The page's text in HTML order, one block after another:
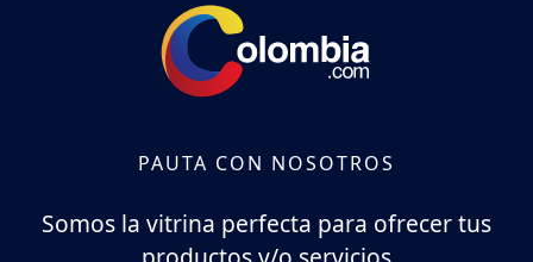
PAUTA CON NOSOTROS
Somos la vitrina perfecta para ofrecer tus